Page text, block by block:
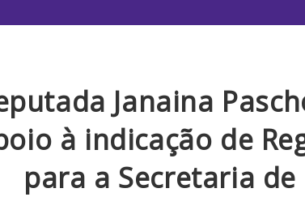
Janaina
à indicação de
para a Secretaria